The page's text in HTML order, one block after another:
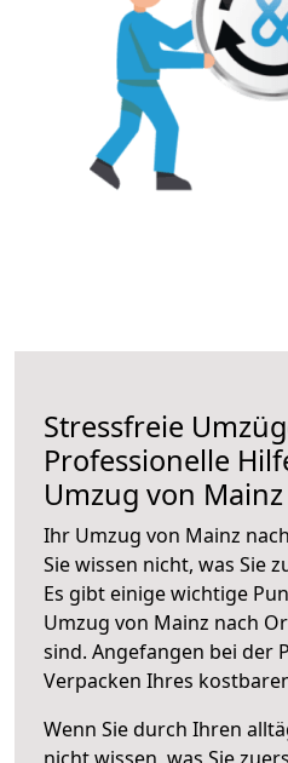
Stressfreie
Professionelle
Umzug von
Ihr Umzug von Mainz
Sie wissen nicht, was Sie
Es gibt einige wichtige
Umzug von Mainz nach
sind. Angefangen bei der
Verpacken Ihres
Wenn Sie durch Ihren